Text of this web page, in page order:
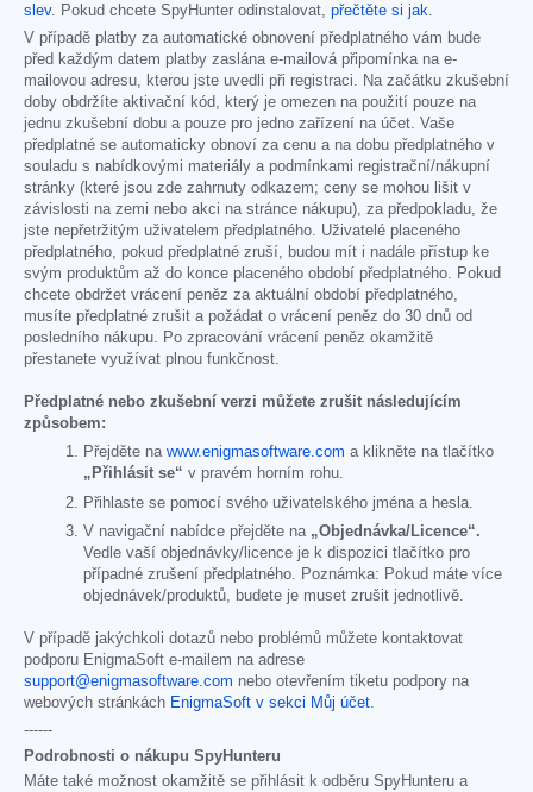
slev. Pokud chcete SpyHunter odinstalovat, přečtěte si jak.
V případě platby za automatické obnovení předplatného vám bude
před každým datem platby zaslána e-mailová připomínka na e-
mailovou adresu, kterou jste uvedli při registraci. Na začátku zkušební
doby obdržíte aktivační kód, který je omezen na použití pouze na
jednu zkušební dobu a pouze pro jedno zařízení na účet. Vaše
předplatné se automaticky obnoví za cenu a na dobu předplatného v
souladu s nabídkovými materiály a podmínkami registrační/nákupní
stránky (které jsou zde zahrnuty odkazem; ceny se mohou lišit v
závislosti na zemi nebo akci na stránce nákupu), za předpokladu, že
jste nepřetržitým uživatelem předplatného. Uživatelé placeného
předplatného, pokud předplatné zruší, budou mít i nadále přístup ke
svým produktům až do konce placeného období předplatného. Pokud
chcete obdržet vrácení peněz za aktuální období předplatného,
musíte předplatné zrušit a požádat o vrácení peněz do 30 dnů od
posledního nákupu. Po zpracování vrácení peněz okamžitě
přestanete využívat plnou funkčnost.
Předplatné nebo zkušební verzi můžete zrušit následujícím
způsobem:
Přejděte na www.enigmasoftware.com a klikněte na tlačítko
„Přihlásit se“ v pravém horním rohu.
Přihlaste se pomocí svého uživatelského jména a hesla.
V navigační nabídce přejděte na „Objednávka/Licence“.
Vedle vaší objednávky/licence je k dispozici tlačítko pro
případné zrušení předplatného. Poznámka: Pokud máte více
objednávek/produktů, budete je muset zrušit jednotlivě.
V případě jakýchkoli dotazů nebo problémů můžete kontaktovat
podporu EnigmaSoft e-mailem na adrese
support@enigmasoftware.com nebo otevřením tiketu podpory na
webových stránkách EnigmaSoft v sekci Můj účet.
------
Podrobnosti o nákupu SpyHunteru
Máte také možnost okamžitě se přihlásit k odběru SpyHunteru a